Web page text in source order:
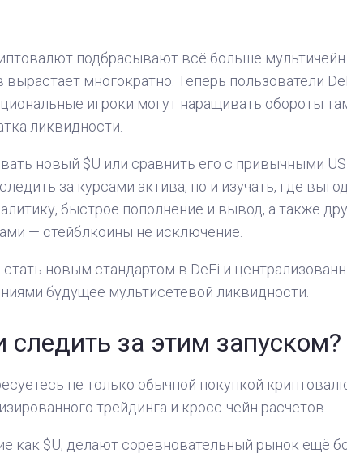
подбрасывают всё больше
многократно. Теперь пользователи
игроки могут наращивать обороты
ликвидности.
новый $U или сравнить его с привычными
за курсами актива, но и изучать, где
быстрое пополнение и вывод, а также
— стейблкоины не исключение.
новым стандартом в DeFi и
будущее мультисетевой ликвидности.
следить за этим запуском?
не только обычной покупкой
трейдинга и кросс-чейн расчетов.
как $U, делают соревновательный рынок ещё